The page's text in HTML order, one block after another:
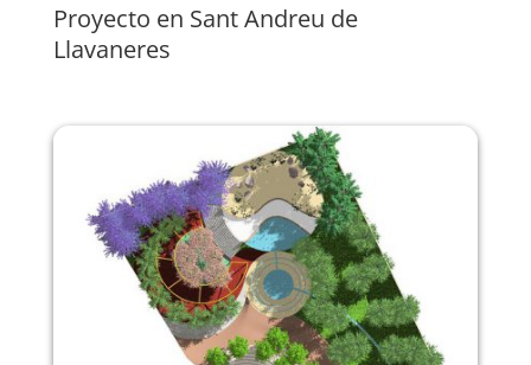
Proyecto en Sant Andreu de
Llavaneres